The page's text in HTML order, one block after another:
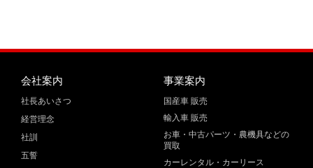
会社案内
社長あいさつ
経営理念
社訓
五誓
事業案内
国産車 販売
輸入車 販売
お車・中古パーツ・農機具などの
買取
カーレンタル・カーリース